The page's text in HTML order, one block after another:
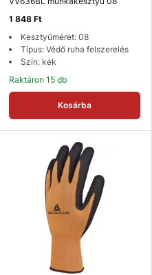
1 848 Ft
Kesztyűméret: 08
Típus: Védő ruha felszerelés
Szín: kék
Raktáron 15 db
Kosárba